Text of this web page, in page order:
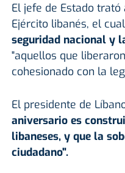
El jefe de Estado
Ejército libanés, el cual
seguridad nacional y
"aquellos que
cohesionado con la
El presidente de
aniversario es
libaneses, y que la
ciudadano".